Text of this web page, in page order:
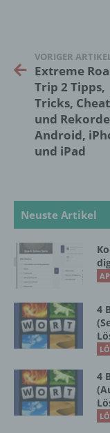
VORIGER
Extreme
Trip 2 Tipps,
Tricks,
und
Android,
und iPad
Neuste Artikel
4
4
Auslesen,
die
Löschen
künftige
Profiling
darin
werden,
die sich
zu